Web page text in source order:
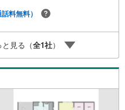
是非一度ご相談ください
話料無料）
見る（全1社）